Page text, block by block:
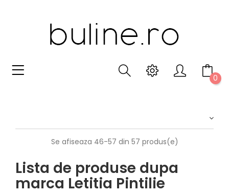
0
Se afiseaza 46-57 din 57 produs(e)
Lista de produse dupa
marca Letitia Pintilie